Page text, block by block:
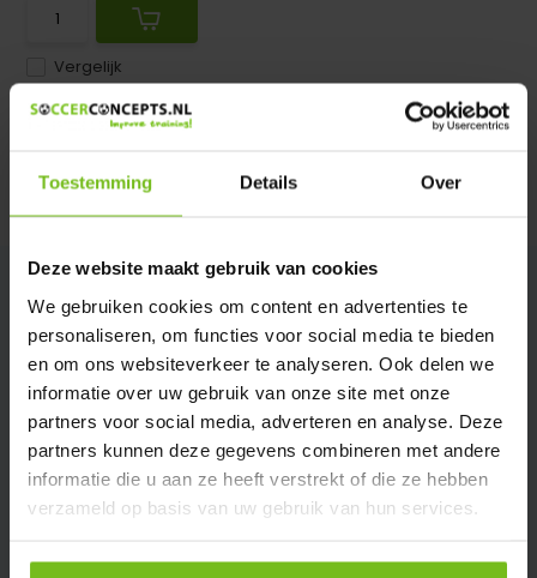
Toestemming Details Over
Deze website maakt gebruik van cookies
We gebruiken cookies om content en advertenties te
personaliseren, om functies voor social media te bieden
en om ons websiteverkeer te analyseren. Ook delen we
informatie over uw gebruik van onze site met onze
partners voor social media, adverteren en analyse. Deze
partners kunnen deze gegevens combineren met andere
informatie die u aan ze heeft verstrekt of die ze hebben
verzameld op basis van uw gebruik van hun services.
Vergelijk